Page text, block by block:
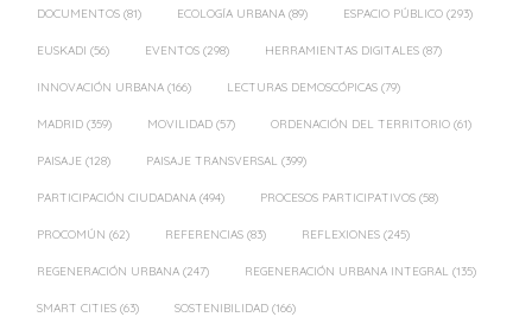
DOCUMENTOS (81) ECOLOGÍA URBANA (89) ESPACIO PÚBLICO (293)
EUSKADI (56) EVENTOS (298) HERRAMIENTAS DIGITALES (87)
INNOVACIÓN URBANA (166) LECTURAS DEMOSCÓPICAS (79)
MADRID (359) MOVILIDAD (57) ORDENACIÓN DEL TERRITORIO (61)
PAISAJE (128) PAISAJE TRANSVERSAL (399)
PARTICIPACIÓN CIUDADANA (494) PROCESOS PARTICIPATIVOS (58)
PROCOMÚN (62) REFERENCIAS (83) REFLEXIONES (245)
REGENERACIÓN URBANA (247) REGENERACIÓN URBANA INTEGRAL (135)
SMART CITIES (63) SOSTENIBILIDAD (166)